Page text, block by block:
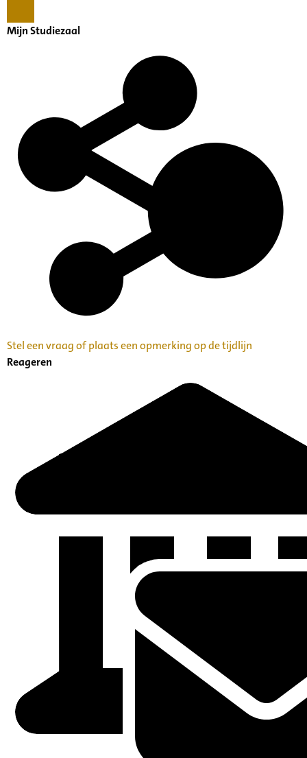
Mijn Studiezaal
Stel een vraag of plaats een opmerking op de tijdlijn
Reageren